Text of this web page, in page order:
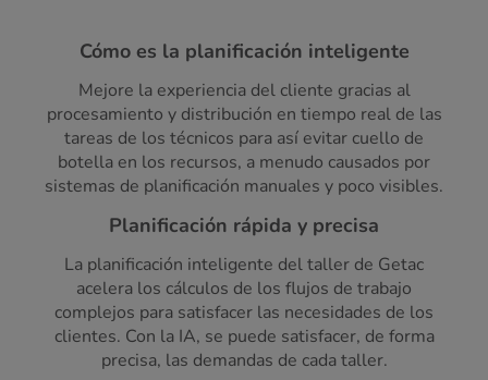
Cómo es la planificación inteligente
Mejore la experiencia del cliente gracias al
procesamiento y distribución en tiempo real de las
tareas de los técnicos para así evitar cuello de
botella en los recursos, a menudo causados por
sistemas de planificación manuales y poco visibles.
Planificación rápida y precisa
La planificación inteligente del taller de Getac
acelera los cálculos de los flujos de trabajo
complejos para satisfacer las necesidades de los
clientes. Con la IA, se puede satisfacer, de forma
precisa, las demandas de cada taller.